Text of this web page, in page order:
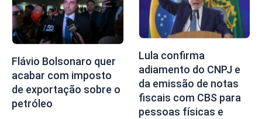
Flávio Bolsonaro quer
acabar com imposto
de exportação sobre o
petróleo
Lula confirma
adiamento do CNPJ e
da emissão de notas
fiscais com CBS para
pessoas físicas e